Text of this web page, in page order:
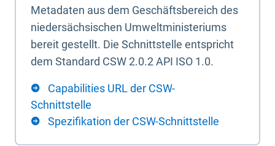
Metadaten aus dem Geschäftsbereich des
niedersächsischen Umweltministeriums
bereit gestellt. Die Schnittstelle entspricht
dem Standard CSW 2.0.2 API ISO 1.0.
Capabilities URL der CSW-
Schnittstelle
Spezifikation der CSW-Schnittstelle